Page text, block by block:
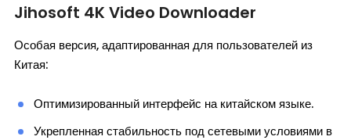
Jihosoft 4K Video Downloader
Особая версия, адаптированная для пользователей из
Китая:
Оптимизированный интерфейс на китайском языке.
Укрепленная стабильность под сетевыми условиями в